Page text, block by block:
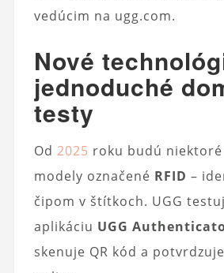
vedúcim na ugg.com.
Nové
jednoduché
testy
Od 2025 roku budú
modely označené RFID –
čipom v štítkoch. UGG
aplikáciu UGG
skenuje QR kód a